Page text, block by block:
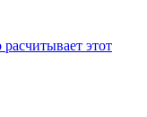
этот